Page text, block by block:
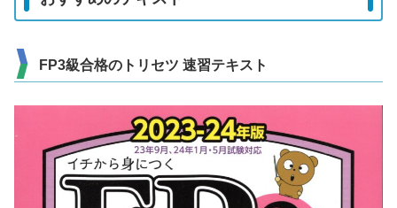
FP3級合格のトリセツ 速習テキスト